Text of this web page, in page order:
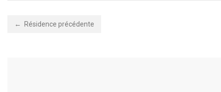
← Résidence précédente